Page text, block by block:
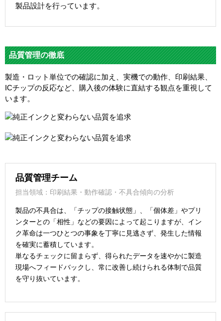
製品設計を行っています。
品質管理の徹底
製造・ロット単位での確認に加え、実機での動作、印刷結果、
ICチップの反応など、購入後の体験に直結する観点を重視して
います。
品質管理チーム
担当領域：印刷結果・動作確認・不具合傾向の分析
製品の不具合は、「チップの接触状態」、「個体差」やプリ
ンターとの「相性」などの要因によって起こりますが、イン
ク革命は一つひとつの事象を丁寧に見逃さず、発生した情報
を確実に蓄積しています。
単なるチェックに留まらず、得られたデータを速やかに製造
現場へフィードバックし、常に改善し続けられる体制で品質
を守り抜いています。